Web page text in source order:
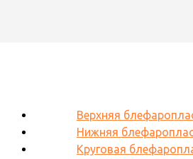
Верхняя
Нижняя
Круговая